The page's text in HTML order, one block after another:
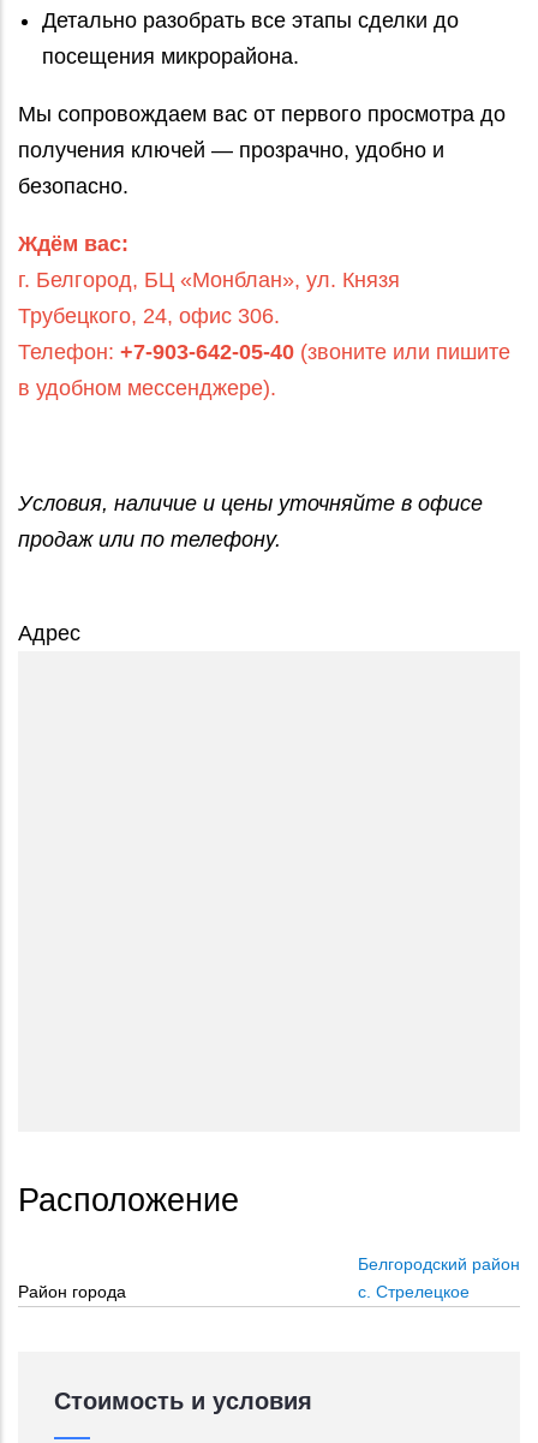
Детально разобрать все этапы сделки до
посещения микрорайона.
Мы сопровождаем вас от первого просмотра до
получения ключей — прозрачно, удобно и
безопасно.
Ждём вас:
г. Белгород, БЦ «Монблан», ул. Князя
Трубецкого, 24, офис 306.
Телефон: +7‑903‑642‑05‑40 (звоните или пишите
в удобном мессенджере).
Условия, наличие и цены уточняйте в офисе
продаж или по телефону.
Адрес
Расположение
Район города
Белгородский район
с. Стрелецкое
Стоимость и условия